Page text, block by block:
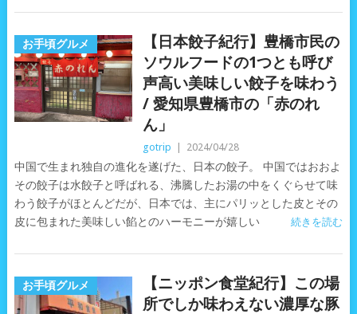
お手頃グルメ
【日本餃子紀行】豊橋市民の
ソウルフードの1つとも呼び
声高い美味しい餃子を味わう
/ 愛知県豊橋市の「赤のれ
ん」
gotrip 2024/04/28
中国で生まれ独自の進化を遂げた、日本の餃子。 中国ではおおよ
その餃子は水餃子と呼ばれる、沸騰したお湯の中をくぐらせて味
わう餃子がほとんどだが、日本では、主にパリッとした皮とその
皮に包まれた美味しい餡とのハーモニーが嬉しい
続きを読む
お手頃グルメ
【ニッポン食堂紀行】この場
所でしか味わえない濃厚な豚